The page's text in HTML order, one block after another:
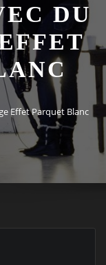
DU
Effet Parquet Blanc